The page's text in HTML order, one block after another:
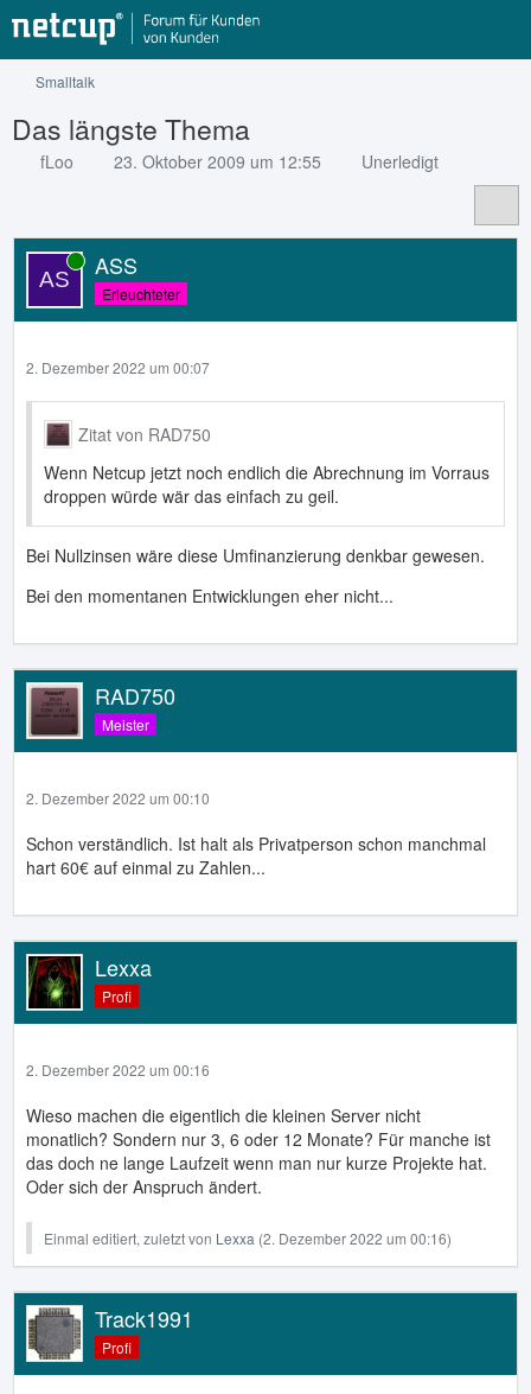
Smalltalk
Das längste Thema
fLoo 23. Oktober 2009 um 12:55 Unerledigt
ASS
Online
Erleuchteter
2. Dezember 2022 um 00:07
Zitat von RAD750
Wenn Netcup jetzt noch endlich die Abrechnung im Vorraus
droppen würde wär das einfach zu geil.
Bei Nullzinsen wäre diese Umfinanzierung denkbar gewesen.
Bei den momentanen Entwicklungen eher nicht...
RAD750
Meister
2. Dezember 2022 um 00:10
Schon verständlich. Ist halt als Privatperson schon manchmal
hart 60€ auf einmal zu Zahlen...
Lexxa
Profi
2. Dezember 2022 um 00:16
Wieso machen die eigentlich die kleinen Server nicht
monatlich? Sondern nur 3, 6 oder 12 Monate? Für manche ist
das doch ne lange Laufzeit wenn man nur kurze Projekte hat.
Oder sich der Anspruch ändert.
Einmal editiert, zuletzt von Lexxa (2. Dezember 2022 um 00:16)
Track1991
Profi